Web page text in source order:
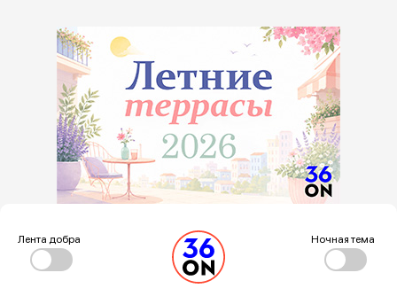
Лента добра Ночная тема